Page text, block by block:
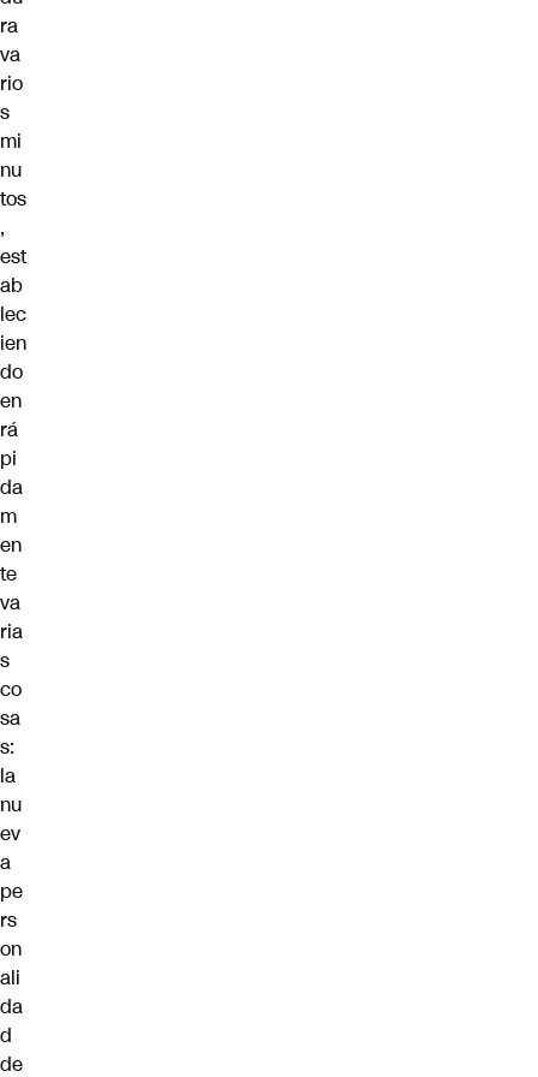
ra
va
rio
s
mi
nu
tos
,
est
ab
lec
ien
do
en
rá
pi
da
m
en
te
va
ria
s
co
sa
s:
la
nu
ev
a
pe
rs
on
ali
da
d
de